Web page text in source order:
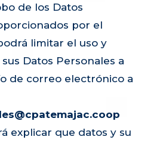
de los Datos
por el
limitar el uso y
Datos Personales a
de correo electrónico a
explicar que datos y su